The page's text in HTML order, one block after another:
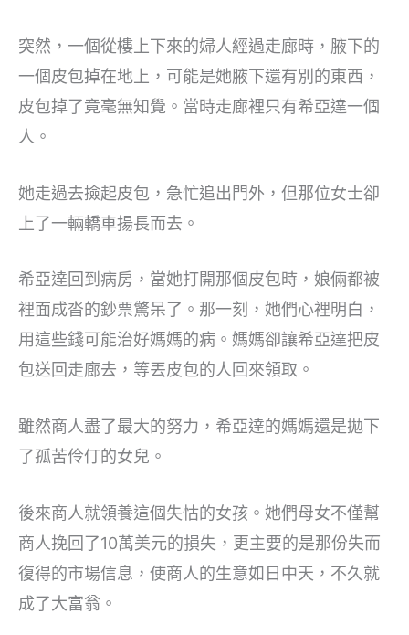
突然，一個從樓上下來的婦人經過走廊時，腋下的
一個皮包掉在地上，可能是她腋下還有別的東西，
皮包掉了竟毫無知覺。當時走廊裡只有希亞達一個
人。
她走過去撿起皮包，急忙追出門外，但那位女士卻
上了一輛轎車揚長而去。
希亞達回到病房，當她打開那個皮包時，娘倆都被
裡面成沓的鈔票驚呆了。那一刻，她們心裡明白，
用這些錢可能治好媽媽的病。媽媽卻讓希亞達把皮
包送回走廊去，等丟皮包的人回來領取。
雖然商人盡了最大的努力，希亞達的媽媽還是拋下
了孤苦伶仃的女兒。
後來商人就領養這個失怙的女孩。她們母女不僅幫
商人挽回了10萬美元的損失，更主要的是那份失而
復得的市場信息，使商人的生意如日中天，不久就
成了大富翁。